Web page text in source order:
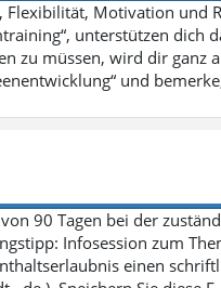
Motivation und
unterstützen
zu müssen, wird dir ganz
und
90 Tagen bei der
Infosession zum
einen